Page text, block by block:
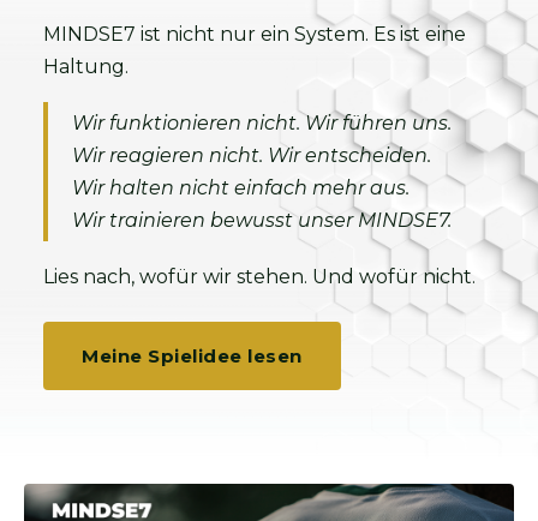
MINDSE7 ist nicht nur ein System. Es ist eine
Haltung.
Wir funktionieren nicht. Wir führen uns.
Wir reagieren nicht. Wir entscheiden.
Wir halten nicht einfach mehr aus.
Wir trainieren bewusst unser MINDSE7.
Lies nach, wofür wir stehen. Und wofür nicht.
Meine Spielidee lesen